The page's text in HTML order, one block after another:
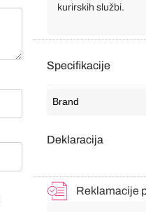
kurirskih službi.
Specifikacije
Brand
Deklaracija
Reklamacije